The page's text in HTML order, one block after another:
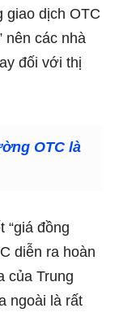
giao dịch OTC
nên các nhà
đối với thị
OTC là
“giá đồng
diễn ra hoàn
của Trung
ngoài là rất